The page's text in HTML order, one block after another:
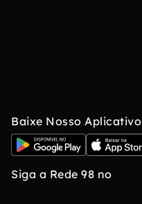
Baixe Nosso Aplicativo
Siga a Rede 98 no